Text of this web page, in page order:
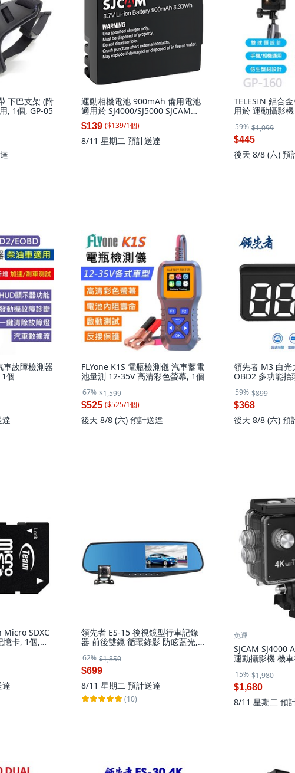
下巴支架 (附
, 1個, GP-05
運動相機電池 900mAh 備用電池
適用於 SJ4000/SJ5000 SJCAM
SJ4000/SJ5000系列 原廠專用電
池, 1個, SJCAM SJ4000/SJ5000系
列 原廠專用電池
$139 ($139/1個)
8/11 星期二 預計送達
TELESIN 鋁合
用於 運動攝影機
59% $1,099
$445
後天 8/8 (六) 預
車故障檢測器
個
達
FLYone K1S 電瓶檢測儀 汽車蓄電
池量測 12-35V 高清彩色螢幕, 1個
67% $1,599
$525 ($525/1個)
後天 8/8 (六) 預計送達
領先者 M3 白光
OBD2 多功能抬
59% $899
$368
後天 8/8 (六) 預
Micro SDXC
憶卡, 1個,
達
領先者 ES-15 後視鏡型行車記錄
器 前後雙鏡 循環錄影 防眩藍光,
1GB
62% $1,850
$699
8/11 星期二 預計送達
(10)
免運
SJCAM SJ4000
運動攝影機 機
15% $1,980
$1,680
8/11 星期二 預